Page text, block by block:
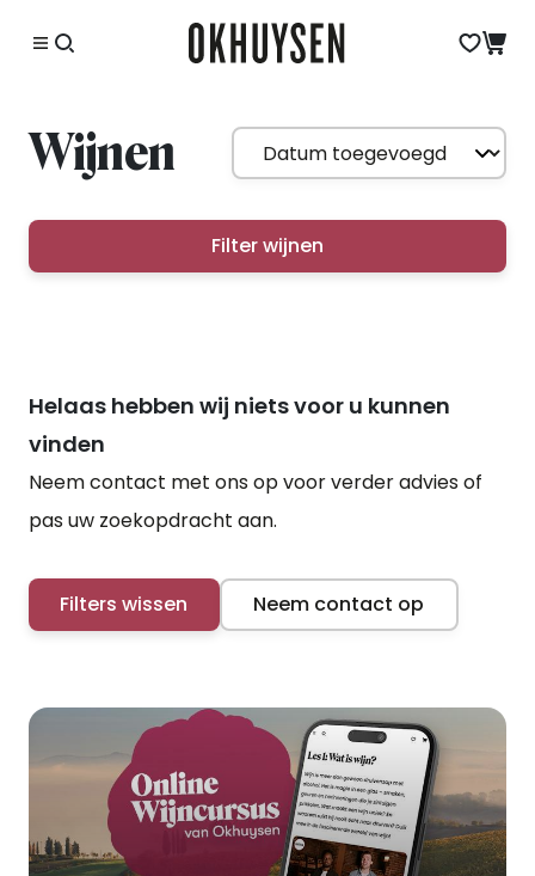
Wijnen
Filter wijnen
Helaas hebben wij niets voor u kunnen
vinden
Neem contact met ons op voor verder advies of
pas uw zoekopdracht aan.
Filters wissen Neem contact op